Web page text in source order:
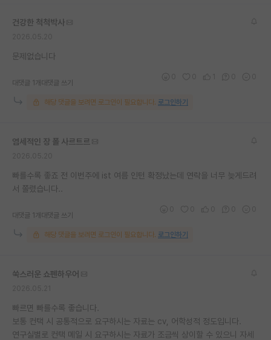
건강한 척척박사
문제없습니다
대댓글 1개 대댓글 쓰기
해당 댓글을 보려면 로그인이 필요합니다. 로그인하기
염세적인 장 폴 사르트르
빠를수록 좋죠 전 이번주에 ist 여름 인턴 확정났는데 연락을 너무 늦게드려
서 쫄렸습니다..
대댓글 1개 대댓글 쓰기
해당 댓글을 보려면 로그인이 필요합니다. 로그인하기
쑥스러운 쇼펜하우어
빠르면 빠를수록 좋습니다.
보통 컨택 시 공통적으로 요구하시는 자료는 cv, 어학성적 정도입니다.
연구실별로 컨택 메일 시 요구하시는 자료가 조금씩 상이할 수 있으니 자세